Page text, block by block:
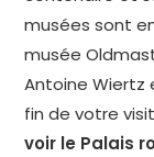
musées sont
musée
Antoine Wiertz
fin de votre
voir le Palais